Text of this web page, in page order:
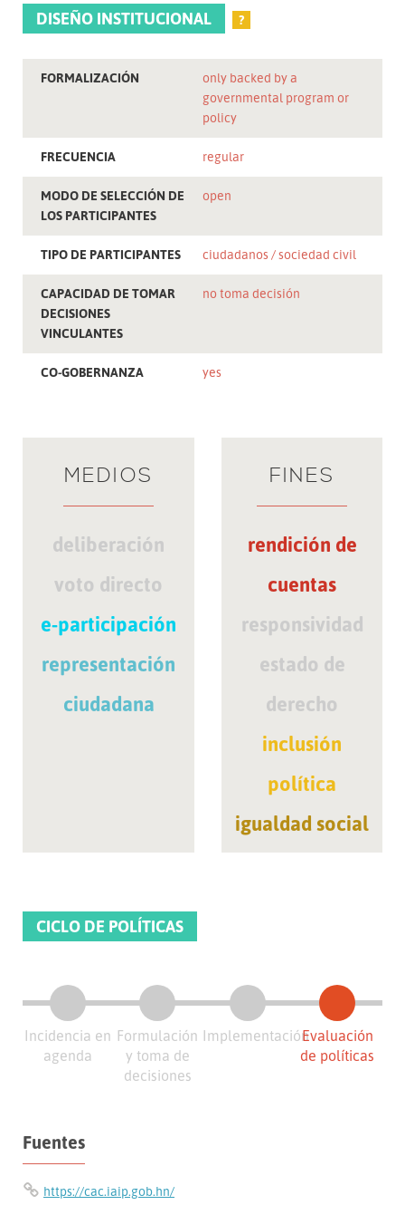
DISEÑO INSTITUCIONAL ?
FORMALIZACIÓN
only backed by a
governmental program or
policy
FRECUENCIA regular
MODO DE SELECCIÓN DE
LOS PARTICIPANTES
open
TIPO DE PARTICIPANTES ciudadanos sociedad civil
CAPACIDAD DE TOMAR
DECISIONES
VINCULANTES
no toma decisión
CO-GOBERNANZA yes
MEDIOS
deliberación
voto directo
e-participación
representación
ciudadana
FINES
rendición de
cuentas
responsividad
estado de
derecho
inclusión
política
igualdad social
CICLO DE POLÍTICAS
Incidencia en
agenda
Formulación
y toma de
decisiones
ImplementaciónEvaluación
de políticas
Fuentes
https://cac.iaip.gob.hn/